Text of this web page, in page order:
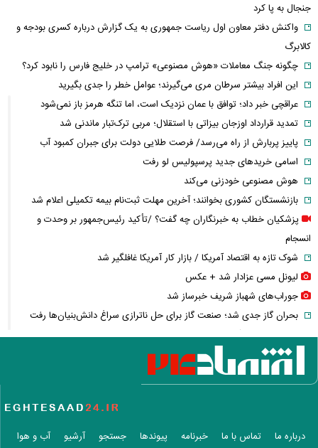
جنجال به پا کرد
واکنش دفتر معاون اول ریاست جمهوری به یک گزارش درباره کسری بودجه و
کالابرگ
چگونه جنگ معاملات «هوش مصنوعی» ترامپ در خلیج فارس را نابود کرد؟
این افراد بیشتر سرطان مری می‌گیرند؛ عوامل خطر را جدی بگیرید
عراقچی خبر داد؛ توافق با عمان نزدیک است، اما تنگه هرمز باز نمی‌شود
تمدید قرارداد اوزجان بیزاتی با استقلال؛ مربی ترک‌تبار ماندنی شد
پاییز پربارش از راه می‌رسد/ فرصت طلایی دولت برای جبران کمبود آب
اسامی خریدهای جدید پرسپولیس لو رفت
هوش مصنوعی خودزنی می‌کند
بازنشستگان کشوری بخوانند؛ آخرین مهلت ثبت‌نام بیمه تکمیلی اعلام شد
پزشکیان خطاب به خبرنگاران چه گفت؟ /تأکید رئیس‌جمهور بر وحدت و
انسجام
شوک تازه به اقتصاد آمریکا / بازار کار آمریکا غافلگیر شد
لیونل مسی عزادار شد + عکس
جوراب‌های شهباز شریف خبرساز شد
بحران گاز جدی شد؛ صنعت گاز برای حل ناترازی سراغ دانش‌بنیان‌ها رفت
کلثوم اکبری در آستانه قصاص؛ ۱۰ حکم قصاص صادر شد، تصمیم نهایی با
دیوان عالی
کوبا در تاریکی فرو رفت؛ برق کل کشور قطع شد
ماجرای وحشت پنتاگون از نشت اطلاعات محرمانه درباره ترامپ چه بود؟
عکس جدید هدی زین‌العابدین همه را غافلگیر کرد
درباره ما تماس با ما خبرنامه پیوندها جستجو آرشیو
آب و هوا